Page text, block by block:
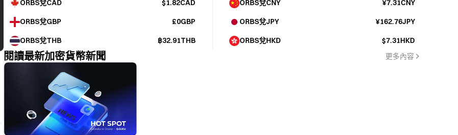
ORBS兌CAD $1.82CAD
ORBS兌GBP £0GBP
ORBS兌THB ฿32.91THB
ORBS兌CNY ¥7.31CNY
ORBS兌JPY ¥162.76JPY
ORBS兌HKD $7.31HKD
閱讀最新加密貨幣新聞 更多內容